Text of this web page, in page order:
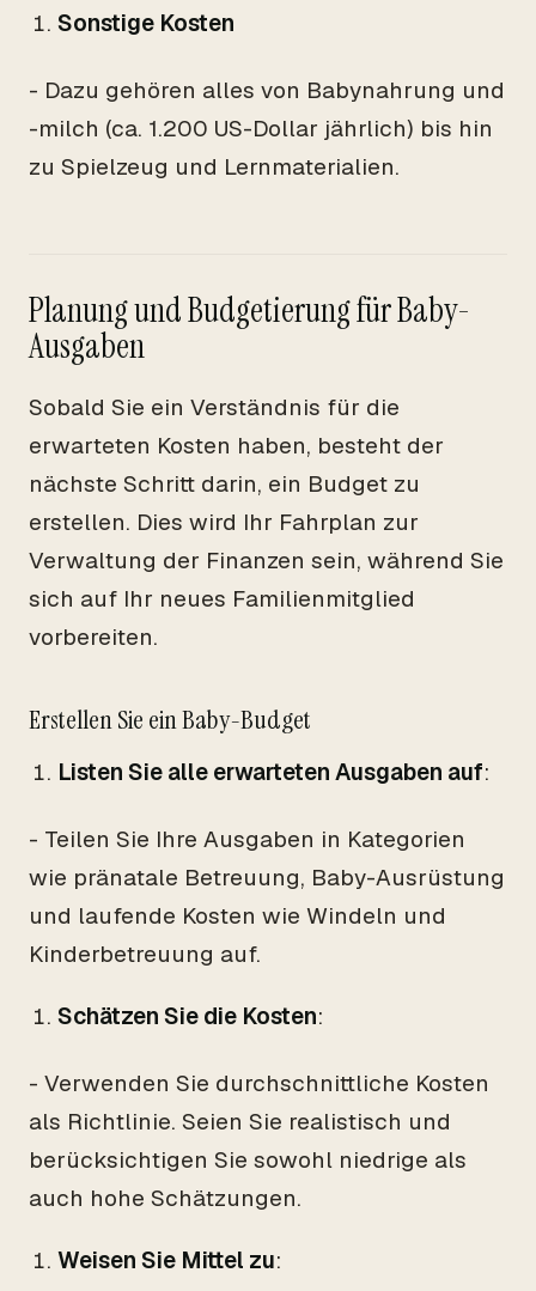
Sonstige Kosten
- Dazu gehören alles von Babynahrung und
-milch (ca. 1.200 US-Dollar jährlich) bis hin
zu Spielzeug und Lernmaterialien.
Planung und Budgetierung für Baby-
Ausgaben
Sobald Sie ein Verständnis für die
erwarteten Kosten haben, besteht der
nächste Schritt darin, ein Budget zu
erstellen. Dies wird Ihr Fahrplan zur
Verwaltung der Finanzen sein, während Sie
sich auf Ihr neues Familienmitglied
vorbereiten.
Erstellen Sie ein Baby-Budget
Listen Sie alle erwarteten Ausgaben auf:
- Teilen Sie Ihre Ausgaben in Kategorien
wie pränatale Betreuung, Baby-Ausrüstung
und laufende Kosten wie Windeln und
Kinderbetreuung auf.
Schätzen Sie die Kosten:
- Verwenden Sie durchschnittliche Kosten
als Richtlinie. Seien Sie realistisch und
berücksichtigen Sie sowohl niedrige als
auch hohe Schätzungen.
Weisen Sie Mittel zu: